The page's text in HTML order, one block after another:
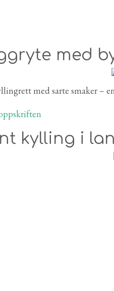
med
med sarte smaker –
kylling i